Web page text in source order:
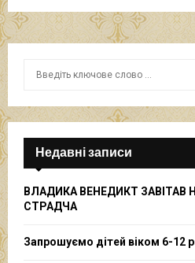
r
f
r
Недавні записи
ВЛАДИКА ВЕНЕДИКТ
СТРАДЧА
Запрошуємо дітей віком 6-12